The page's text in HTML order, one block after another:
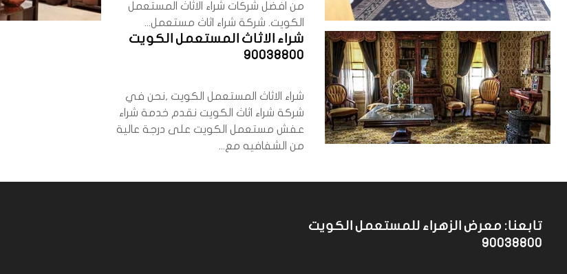
من افضل شركات شراء الاثاث المستعمل
الكويت. شركة شراء اثاث مستعمل...
شراء الاثاث المستعمل الكويت
90038800
شراء الاثاث المستعمل الكويت ,نحن في
شركة شراء اثاث الكويت نقدم خدمة شراء
عفش مستعمل الكويت على درجة عالية
من الشفافيه مع...
تابعنا: معرض الزهراء للمستعمل الكويت
90038800